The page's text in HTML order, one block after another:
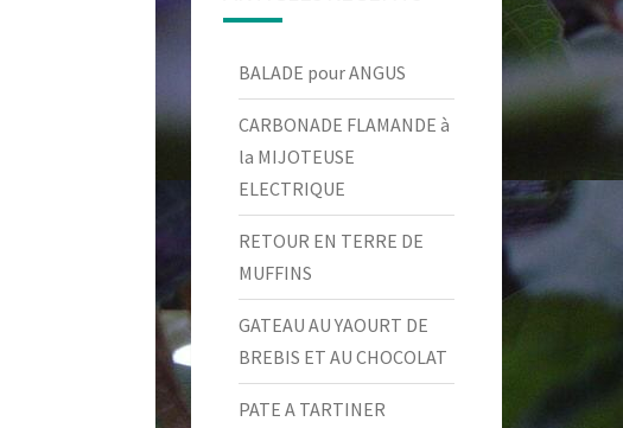
BALADE pour ANGUS
CARBONADE FLAMANDE à
la MIJOTEUSE
ELECTRIQUE
RETOUR EN TERRE DE
MUFFINS
GATEAU AU YAOURT DE
BREBIS ET AU CHOCOLAT
PATE A TARTINER